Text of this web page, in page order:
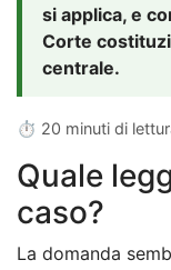
si applica, e
Corte
centrale.
⏱ 20 minuti di
Quale
caso?
La domanda